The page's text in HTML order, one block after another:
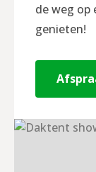
de weg op
genieten!